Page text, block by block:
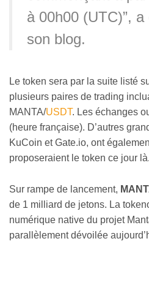
à 00h00 (UTC)”, a
son blog.
Le token sera par la suite listé
plusieurs paires de trading
MANTA/USDT. Les échanges
(heure française). D’autres
KuCoin et Gate.io, ont
proposeraient le token ce jour là.
Sur rampe de lancement,
de 1 milliard de jetons. La
numérique native du projet
parallèlement dévoilée